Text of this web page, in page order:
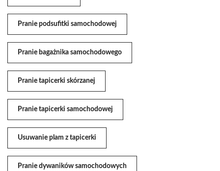
Pranie podsufitki samochodowej
Pranie bagażnika samochodowego
Pranie tapicerki skórzanej
Pranie tapicerki samochodowej
Usuwanie plam z tapicerki
Pranie dywaników samochodowych